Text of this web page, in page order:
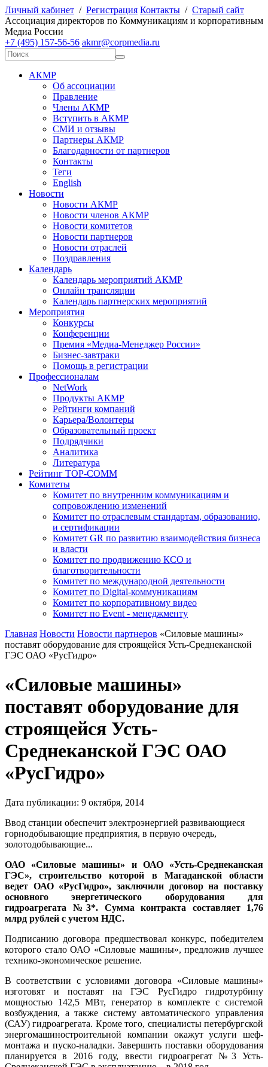
Личный кабинет / Регистрация Контакты / Старый сайт
Ассоциация директоров по Коммуникациям и корпоративным
Медиа России
+7 (495) 157-56-56 akmr@corpmedia.ru
АКМР
Об ассоциации
Правление
Члены АКМР
Вступить в АКМР
СМИ и отзывы
Партнеры АКМР
Благодарности от партнеров
Контакты
Теги
English
Новости
Новости АКМР
Новости членов АКМР
Новости комитетов
Новости партнеров
Новости отраслей
Поздравления
Календарь
Календарь мероприятий АКМР
Онлайн трансляции
Календарь партнерских мероприятий
Мероприятия
Конкурсы
Конференции
Премия «Медиа-Менеджер России»
Бизнес-завтраки
Помощь в регистрации
Профессионалам
NetWork
Продукты АКМР
Рейтинги компаний
Карьера/Волонтеры
Образовательный проект
Подрядчики
Аналитика
Литература
Рейтинг TOP-COMM
Комитеты
Комитет по внутренним коммуникациям и
сопровождению изменений
Комитет по отраслевым стандартам, образованию,
и сертификации
Комитет GR по развитию взаимодействия бизнеса
и власти
Комитет по продвижению КСО и
благотворительности
Комитет по международной деятельности
Комитет по Digital-коммуникациям
Комитет по корпоративному видео
Комитет по Event - менеджменту
Главная Новости Новости партнеров «Силовые машины»
поставят оборудование для строящейся Усть-Среднеканской
ГЭС ОАО «РусГидро»
«Силовые машины»
поставят оборудование для
строящейся Усть-
Среднеканской ГЭС ОАО
«РусГидро»
Дата публикации: 9 октября, 2014
Ввод станции обеспечит электроэнергией развивающиеся
горнодобывающие предприятия, в первую очередь,
золотодобывающие...
ОАО «Силовые машины» и ОАО «Усть-Среднеканская
ГЭС», строительство которой в Магаданской области
ведет ОАО «РусГидро», заключили договор на поставку
основного энергетического оборудования для
гидроагрегата №3*. Сумма контракта составляет 1,76
млрд рублей с учетом НДС.
Подписанию договора предшествовал конкурс, победителем
которого стало ОАО «Силовые машины», предложив лучшее
технико-экономическое решение.
В соответствии с условиями договора «Силовые машины»
изготовят и поставят на ГЭС РусГидро гидротурбину
мощностью 142,5 МВт, генератор в комплекте с системой
возбуждения, а также систему автоматического управления
(САУ) гидроагрегата. Кроме того, специалисты петербургской
энергомашиностроительной компании окажут услуги шеф-
монтажа и пуско-наладки. Завершить поставки оборудования
планируется в 2016 году, ввести гидроагрегат №3 Усть-